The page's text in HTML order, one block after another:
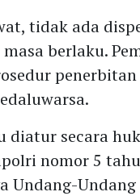
tidak ada
berlaku.
diatur secara
nomor 5
Undang-